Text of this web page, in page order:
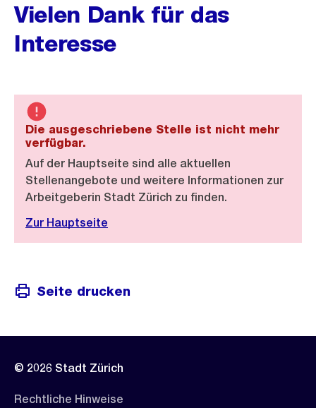
Vielen Dank für das
Interesse
Die ausgeschriebene Stelle ist nicht mehr
verfügbar.
Auf der Hauptseite sind alle aktuellen
Stellenangebote und weitere Informationen zur
Arbeitgeberin Stadt Zürich zu finden.
Zur Hauptseite
Seite drucken
© 2026 Stadt Zürich
Rechtliche Hinweise